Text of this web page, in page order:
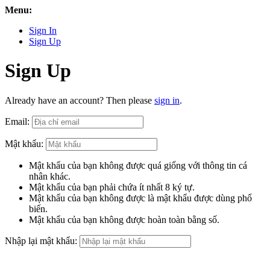
Menu:
Sign In
Sign Up
Sign Up
Already have an account? Then please sign in.
Email:
Mật khẩu:
Mật khẩu của bạn không được quá giống với thông tin cá
nhân khác.
Mật khẩu của bạn phải chứa ít nhất 8 ký tự.
Mật khẩu của bạn không được là mật khẩu được dùng phổ
biến.
Mật khẩu của bạn không được hoàn toàn bằng số.
Nhập lại mật khẩu: